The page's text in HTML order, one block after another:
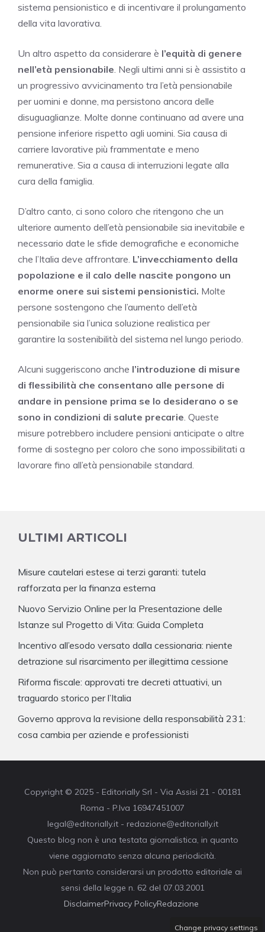
sistema pensionistico e di incentivare il prolungamento
della vita lavorativa.
Un altro aspetto da considerare è l’equità di genere
nell’età pensionabile . Negli ultimi anni si è assistito a
un progressivo avvicinamento tra l’età pensionabile
per uomini e donne, ma persistono ancora delle
disuguaglianze. Molte donne continuano ad avere una
pensione inferiore rispetto agli uomini. Sia causa di
carriere lavorative più frammentate e meno
remunerative. Sia a causa di interruzioni legate alla
cura della famiglia.
D’altro canto, ci sono coloro che ritengono che un
ulteriore aumento dell’età pensionabile sia inevitabile e
necessario date le sfide demografiche e economiche
che l’Italia deve affrontare. L’invecchiamento della
popolazione e il calo delle nascite pongono un
enorme onere sui sistemi pensionistici. Molte
persone sostengono che l’aumento dell’età
pensionabile sia l’unica soluzione realistica per
garantire la sostenibilità del sistema nel lungo periodo.
Alcuni suggeriscono anche l’introduzione di misure
di flessibilità che consentano alle persone di
andare in pensione prima se lo desiderano o se
sono in condizioni di salute precarie . Queste
misure potrebbero includere pensioni anticipate o altre
forme di sostegno per coloro che sono impossibilitati a
lavorare fino all’età pensionabile standard.
ULTIMI ARTICOLI
Misure cautelari estese ai terzi garanti: tutela
rafforzata per la finanza esterna
Nuovo Servizio Online per la Presentazione delle
Istanze sul Progetto di Vita: Guida Completa
Incentivo all’esodo versato dalla cessionaria: niente
detrazione sul risarcimento per illegittima cessione
Riforma fiscale: approvati tre decreti attuativi, un
traguardo storico per l’Italia
Governo approva la revisione della responsabilità 231:
cosa cambia per aziende e professionisti
Copyright © 2025 - Editorially Srl - Via Assisi 21 - 00181
Roma - P.Iva 16947451007
legal@editorially.it - redazione@editorially.it
Questo blog non è una testata giornalistica, in quanto
viene aggiornato senza alcuna periodicità.
Non può pertanto considerarsi un prodotto editoriale ai
sensi della legge n. 62 del 07.03.2001
DisclaimerPrivacy PolicyRedazione
Change privacy settings